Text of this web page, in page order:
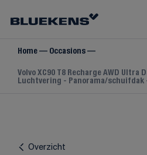
Home Occasions
Volvo XC90 T8 Recharge AWD Ultra
Luchtvering - Panorama/
Overzicht